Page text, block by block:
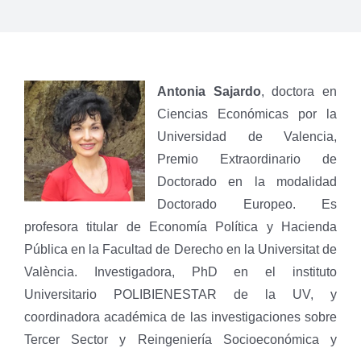
Antonia Sajardo, doctora en
Ciencias Económicas por la
Universidad de Valencia,
Premio Extraordinario de
Doctorado en la modalidad
Doctorado Europeo. Es
profesora titular de Economía Política y Hacienda
Pública en la Facultad de Derecho en la Universitat de
València. Investigadora, PhD en el instituto
Universitario POLIBIENESTAR de la UV, y
coordinadora académica de las investigaciones sobre
Tercer Sector y Reingeniería Socioeconómica y